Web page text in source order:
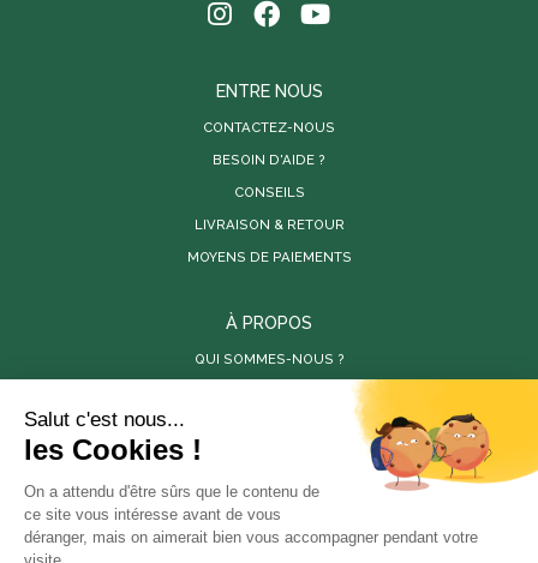
ENTRE NOUS
CONTACTEZ-NOUS
BESOIN D'AIDE ?
CONSEILS
LIVRAISON & RETOUR
MOYENS DE PAIEMENTS
À PROPOS
QUI SOMMES-NOUS ?
SITES PARTENAIRES